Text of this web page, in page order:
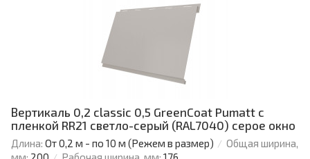
Вертикаль 0,2 classic 0,5 GreenCoat Pumatt с
пленкой RR21 светло-серый (RAL7040) серое окно
Длина: От 0,2 м - по 10 м (Режем в размер)
Общая ширина,